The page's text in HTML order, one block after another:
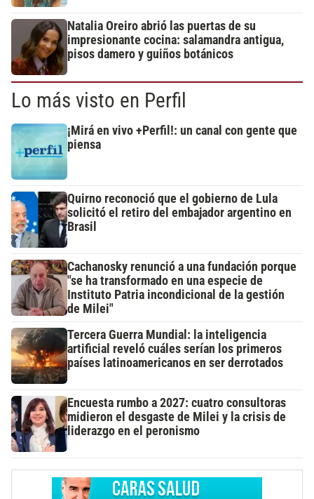
Natalia Oreiro abrió las puertas de su
impresionante cocina: salamandra antigua,
pisos damero y guiños botánicos
Lo más visto en Perfil
¡Mirá en vivo +Perfil!: un canal con gente que
piensa
Quirno reconoció que el gobierno de Lula
solicitó el retiro del embajador argentino en
Brasil
Cachanosky renunció a una fundación porque
"se ha transformado en una especie de
Instituto Patria incondicional de la gestión
de Milei"
Tercera Guerra Mundial: la inteligencia
artificial reveló cuáles serían los primeros
países latinoamericanos en ser derrotados
Encuesta rumbo a 2027: cuatro consultoras
midieron el desgaste de Milei y la crisis de
liderazgo en el peronismo